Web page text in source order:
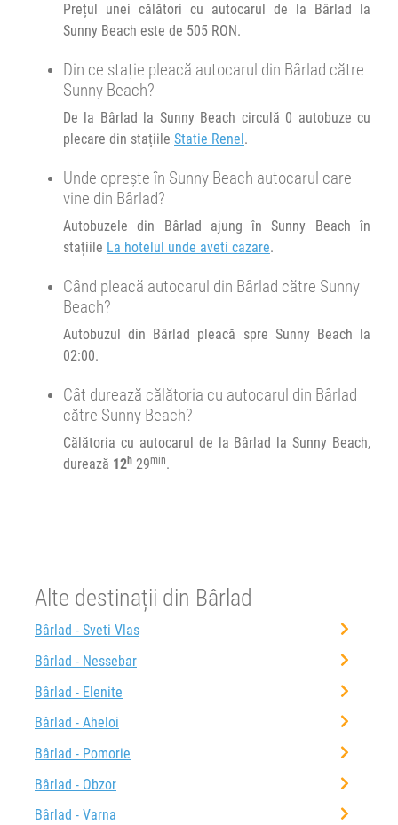
Afiseaza itinerariu
06:00 București Academia Romana Militara
Transbodare asigurată de operator.
București Academia Romana Militara
Autocar Hello Holidays :
BG4-2026Iasi - Varna
Afiseaza itinerariu
Transbodare asigurată de operator.
11:00 Varna Delta Planet Mall
Tr
Varna
Tr BG02 2026 Varna - PomorieBulgaria Sud
Afiseaza itinerariu
Prețul unei călători cu autocarul de la Bârlad la
Sunny Beach este de 505 RON.
Din ce stație pleacă autocarul din Bârlad către
Sunny Beach?
De la Bârlad la Sunny Beach circulă 0 autobuze cu
plecare din stațiile Statie Renel.
Unde oprește în Sunny Beach autocarul care
vine din Bârlad?
Autobuzele din Bârlad ajung în Sunny Beach în
stațiile La hotelul unde aveti cazare.
Când pleacă autocarul din Bârlad către Sunny
Beach?
Autobuzul din Bârlad pleacă spre Sunny Beach la
02:00.
Cât durează călătoria cu autocarul din Bârlad
către Sunny Beach?
Călătoria cu autocarul de la Bârlad la Sunny Beach,
durează 12h 29min.
Alte destinații din Bârlad
Bârlad - Sveti Vlas
Bârlad - Nessebar
Bârlad - Elenite
Bârlad - Aheloi
Bârlad - Pomorie
Bârlad - Obzor
Bârlad - Varna